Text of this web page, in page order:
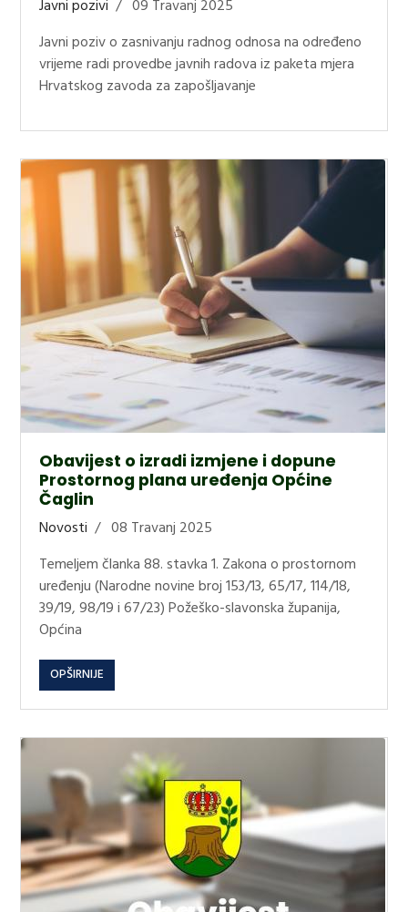
Javni pozivi
09 Travanj 2025
Javni poziv o zasnivanju radnog odnosa na određeno
vrijeme radi provedbe javnih radova iz paketa mjera
Hrvatskog zavoda za zapošljavanje
Obavijest o izradi izmjene i dopune
Prostornog plana uređenja Općine
Čaglin
Novosti
08 Travanj 2025
Temeljem članka 88. stavka 1. Zakona o prostornom
uređenju (Narodne novine broj 153/13, 65/17, 114/18,
39/19, 98/19 i 67/23) Požeško-slavonska županija,
Općina
OPŠIRNIJE